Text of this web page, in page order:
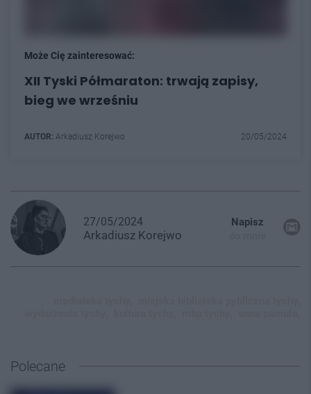
Może Cię zainteresować:
XII Tyski Półmaraton: trwają zapisy,
bieg we wrześniu
AUTOR: Arkadiusz Korejwo 20/05/2024
27/05/2024
Arkadiusz Korejwo
Napisz
Polecane